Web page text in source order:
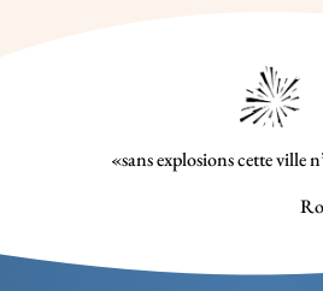
«sans explosions cette ville
Robert